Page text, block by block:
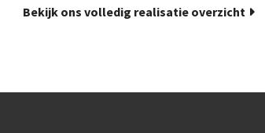
Bekijk ons volledig realisatie overzicht